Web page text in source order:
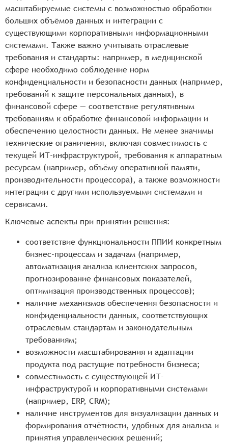
масштабируемые системы с возможностью обработки
больших объёмов данных и интеграции с
существующими корпоративными информационными
системами. Также важно учитывать отраслевые
требования и стандарты: например, в медицинской
сфере необходимо соблюдение норм
конфиденциальности и безопасности данных (например,
требований к защите персональных данных), в
финансовой сфере — соответствие регулятивным
требованиям к обработке финансовой информации и
обеспечению целостности данных. Не менее значимы
технические ограничения, включая совместимость с
текущей ИТ-инфраструктурой, требования к аппаратным
ресурсам (например, объёму оперативной памяти,
производительности процессора), а также возможности
интеграции с другими используемыми системами и
сервисами.
Ключевые аспекты при принятии решения:
соответствие функциональности ППИИ конкретным
бизнес-процессам и задачам (например,
автоматизация анализа клиентских запросов,
прогнозирование финансовых показателей,
оптимизация производственных процессов);
наличие механизмов обеспечения безопасности и
конфиденциальности данных, соответствующих
отраслевым стандартам и законодательным
требованиям;
возможности масштабирования и адаптации
продукта под растущие потребности бизнеса;
совместимость с существующей ИТ-
инфраструктурой и корпоративными системами
(например, ERP, CRM);
наличие инструментов для визуализации данных и
формирования отчётности, удобных для анализа и
принятия управленческих решений;